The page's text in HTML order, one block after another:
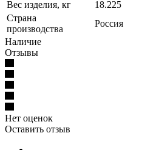
Вес изделия, кг
18.225
Страна
производства
Россия
Наличие
Отзывы
Нет оценок
Оставить отзыв